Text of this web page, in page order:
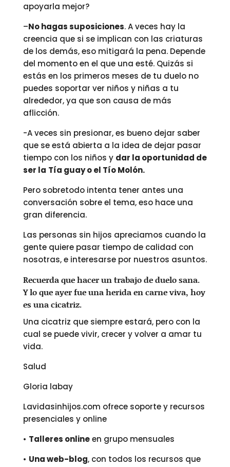
apoyarla mejor?
–No hagas suposiciones. A veces hay la
creencia que si se implican con las criaturas
de los demás, eso mitigará la pena. Depende
del momento en el que una esté. Quizás si
estás en los primeros meses de tu duelo no
puedes soportar ver niños y niñas a tu
alrededor, ya que son causa de más
aflicción.
-A veces sin presionar, es bueno dejar saber
que se está abierta a la idea de dejar pasar
tiempo con los niños y dar la oportunidad de
ser la Tía guay o el Tío Molón.
Pero sobretodo intenta tener antes una
conversación sobre el tema, eso hace una
gran diferencia.
Las personas sin hijos apreciamos cuando la
gente quiere pasar tiempo de calidad con
nosotras, e interesarse por nuestros asuntos.
Recuerda que hacer un trabajo de duelo sana.
Y lo que ayer fue una herida en carne viva, hoy
es una cicatriz.
Una cicatriz que siempre estará, pero con la
cual se puede vivir, crecer y volver a amar tu
vida.
Salud
Gloria labay
Lavidasinhijos.com ofrece soporte y recursos
presenciales y online
• Talleres onlineen grupo mensuales
• Una web-blog, con todos los recursos que